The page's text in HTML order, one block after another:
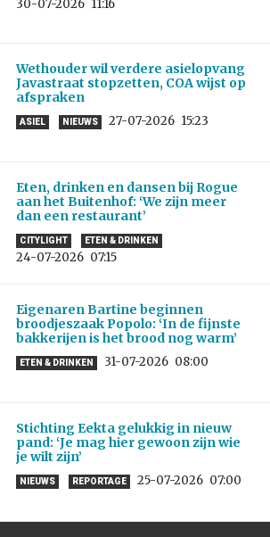
30-07-2026 11:16
Wethouder wil verdere asielopvang
Javastraat stopzetten, COA wijst op
afspraken
ASIEL NIEUWS 27-07-2026 15:23
Eten, drinken en dansen bij Rogue
aan het Buitenhof: ‘We zijn meer
dan een restaurant’
CITYLIGHT ETEN & DRINKEN
24-07-2026 07:15
Eigenaren Bartine beginnen
broodjeszaak Popolo: ‘In de fijnste
bakkerijen is het brood nog warm’
ETEN & DRINKEN 31-07-2026 08:00
Stichting Eekta gelukkig in nieuw
pand: ‘Je mag hier gewoon zijn wie
je wilt zijn’
NIEUWS REPORTAGE 25-07-2026 07:00